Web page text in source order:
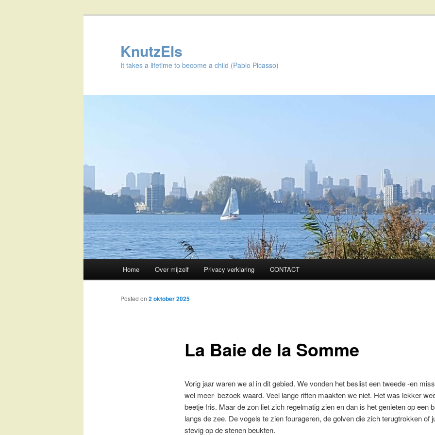
KnutzEls
It takes a lifetime to become a child (Pablo Picasso)
Skip
to
Home Over mijzelf Privacy verklaring CONTACT
La Baie de la Somme
Posted on 2 oktober 2025
Vorig jaar waren we al in dit gebied. We vonden het beslist een tweede -en
wel meer- bezoek waard. Veel lange ritten maakten we niet. Het was lekker
beetje fris. Maar de zon liet zich regelmatig zien en dan is het genieten op een
langs de zee. De vogels te zien fourageren, de golven die zich terugtrokken of
stevig op de stenen beukten.